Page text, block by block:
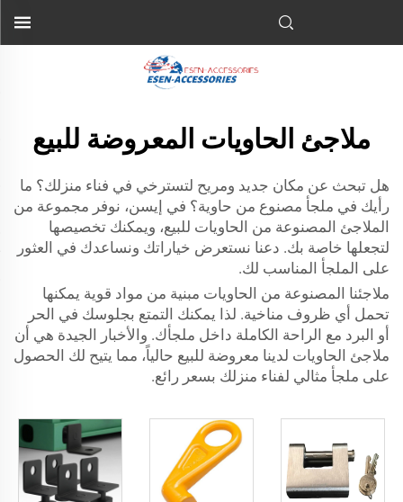
ملاجئ الحاويات المعروضة للبيع
هل تبحث عن مكان جديد ومريح لتسترخي في فناء منزلك؟ ما
رأيك في ملجأ مصنوع من حاوية؟ في إيسن، نوفر مجموعة من
الملاجئ المصنوعة من الحاويات للبيع، ويمكنك تخصيصها
لتجعلها خاصة بك. دعنا نستعرض خياراتك ونساعدك في العثور
على الملجأ المناسب لك.
ملاجئنا المصنوعة من الحاويات مبنية من مواد قوية يمكنها
تحمل أي ظروف مناخية. لذا يمكنك التمتع بجلوسك في الحر
أو البرد مع الراحة الكاملة داخل ملجأك. والأخبار الجيدة هي أن
ملاجئ الحاويات لدينا معروضة للبيع حالياً، مما يتيح لك الحصول
على ملجأ مثالي لفناء منزلك بسعر رائع.